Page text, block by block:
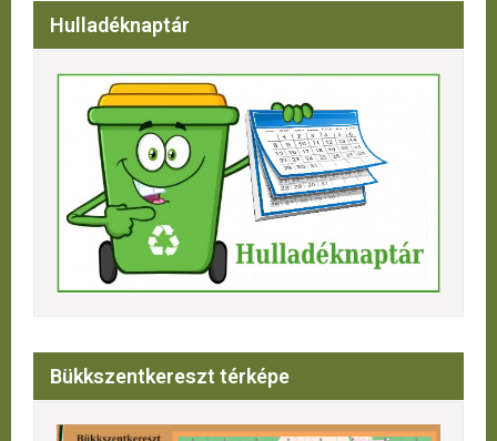
Hulladéknaptár
Bükkszentkereszt térképe